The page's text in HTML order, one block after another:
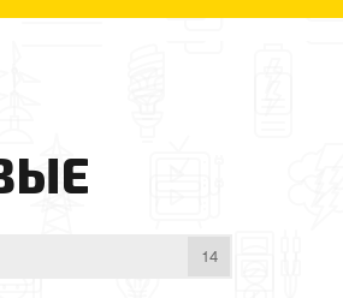
14